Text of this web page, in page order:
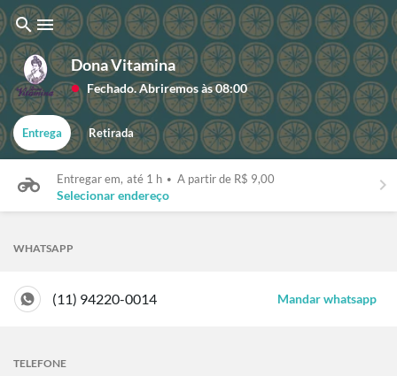
searchmenu
Dona Vitamina
lens Fechado. Abriremos às 08:00
Entrega Retirada
Entregar em, até 1 h • A partir de R$ 9,00
Selecionar endereço keyboard_arrow_right
WHATSAPP
(11) 94220-0014 Mandar whatsapp
TELEFONE